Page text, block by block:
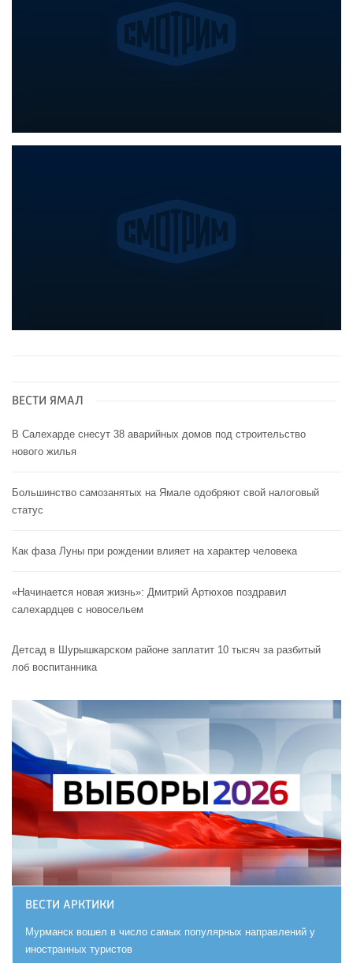
ВЕСТИ ЯМАЛ
В Салехарде снесут 38 аварийных домов под строительство
нового жилья
Большинство самозанятых на Ямале одобряют свой налоговый
статус
Как фаза Луны при рождении влияет на характер человека
«Начинается новая жизнь»: Дмитрий Артюхов поздравил
салехардцев с новосельем
Детсад в Шурышкарском районе заплатит 10 тысяч за разбитый
лоб воспитанника
ВЕСТИ АРКТИКИ
Мурманск вошел в число самых популярных направлений у
иностранных туристов